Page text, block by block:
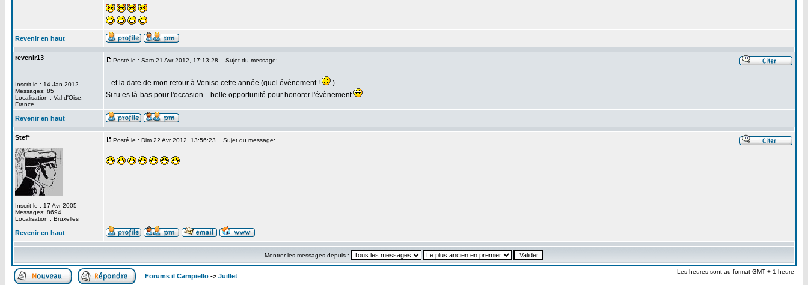
Revenir en haut
revenir13
Inscrit le : 14 Jan 2012
Messages: 85
Localisation : Val d'Oise,
France
Posté le : Sam 21 Avr 2012, 17:13:28 Sujet du message:
...et la date de mon retour à Venise cette année (quel évènement !
)
Si tu es là-bas pour l'occasion... belle opportunité pour honorer l'évènement
Revenir en haut
Stef*
Inscrit le : 17 Avr 2005
Messages: 8694
Localisation : Bruxelles
Posté le : Dim 22 Avr 2012, 13:56:23 Sujet du message:
Revenir en haut
Montrer les messages depuis :
Forums il Campiello -> Juillet
Les heures sont au format GMT + 1 heure